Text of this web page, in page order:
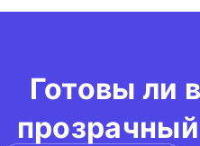
Готовы ли